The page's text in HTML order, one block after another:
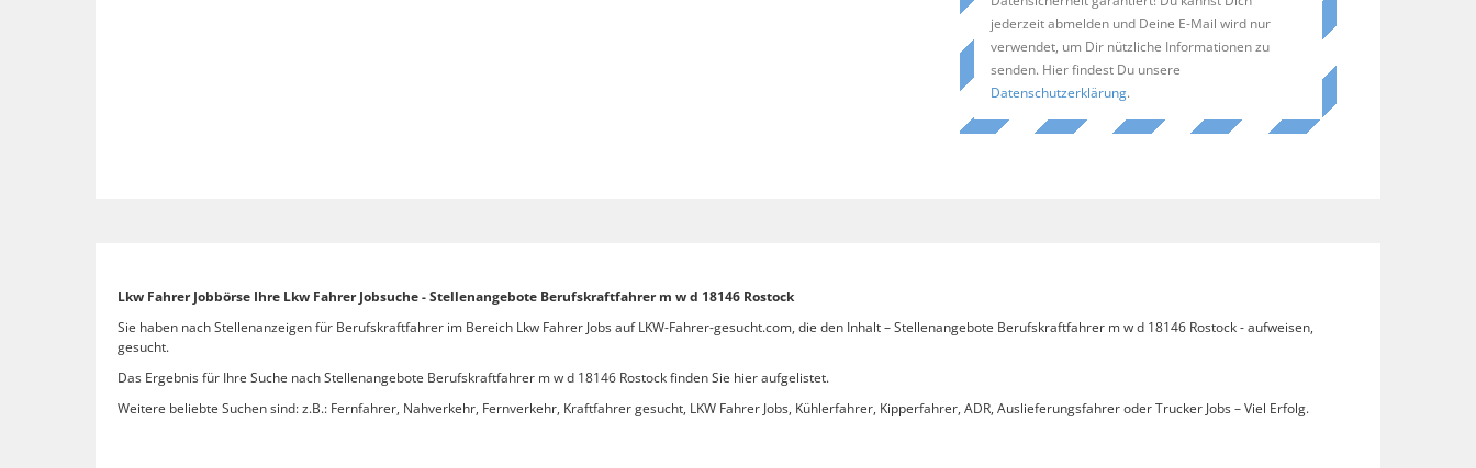
jederzeit abmelden und Deine E-Mail wird nur
verwendet, um Dir nützliche Informationen zu
senden. Hier findest Du unsere
Datenschutzerklärung.
Lkw Fahrer Jobbörse Ihre Lkw Fahrer Jobsuche - Stellenangebote Berufskraftfahrer m w d 18146 Rostock
Sie haben nach Stellenanzeigen für Berufskraftfahrer im Bereich Lkw Fahrer Jobs auf LKW-Fahrer-gesucht.com, die den Inhalt – Stellenangebote Berufskraftfahrer m w d 18146 Rostock - aufweisen,
gesucht.
Das Ergebnis für Ihre Suche nach Stellenangebote Berufskraftfahrer m w d 18146 Rostock finden Sie hier aufgelistet.
Weitere beliebte Suchen sind: z.B.: Fernfahrer, Nahverkehr, Fernverkehr, Kraftfahrer gesucht, LKW Fahrer Jobs, Kühlerfahrer, Kipperfahrer, ADR, Auslieferungsfahrer oder Trucker Jobs – Viel Erfolg.